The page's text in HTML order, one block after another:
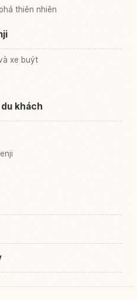
thiên nhiên
xe buýt
khách